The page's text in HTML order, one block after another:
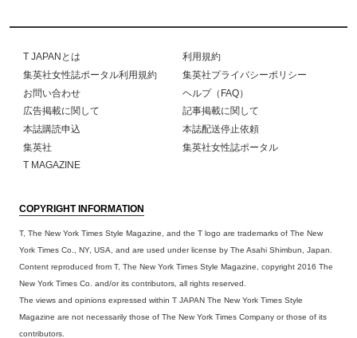
T JAPANとは
利用規約
集英社女性誌ポータル利用規約
集英社プライバシーポリシー
お問い合わせ
ヘルプ（FAQ）
広告掲載に関して
記事掲載に関して
本誌購読申込
本誌配送停止依頼
集英社
集英社女性誌ポータル
T MAGAZINE
COPYRIGHT INFORMATION
T, The New York Times Style Magazine, and the T logo are trademarks of The New
York Times Co., NY, USA, and are used under license by The Asahi Shimbun, Japan.
Content reproduced from T, The New York Times Style Magazine, copyright 2016 The
New York Times Co. and/or its contributors, all rights reserved.
The views and opinions expressed within T JAPAN The New York Times Style
Magazine are not necessarily those of The New York Times Company or those of its
contributors.